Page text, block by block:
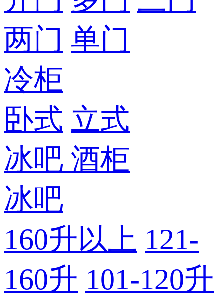
两门 单门
冷柜
卧式 立式
冰吧 酒柜
冰吧
160升以上 121-
160升 101-120升